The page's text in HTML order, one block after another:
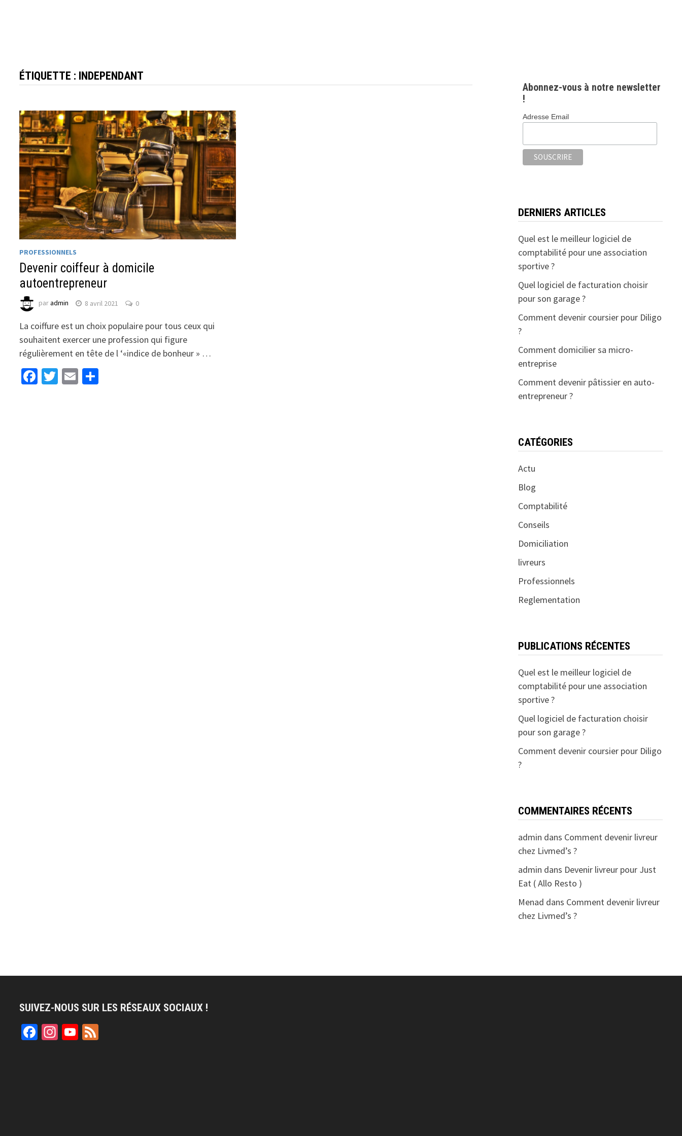
ÉTIQUETTE : INDEPENDANT
PROFESSIONNELS
Devenir coiffeur à domicile
autoentrepreneur
paradmin 8 avril 2021 0
La coiffure est un choix populaire pour tous ceux qui
souhaitent exercer une profession qui figure
régulièrement en tête de l ‘«indice de bonheur » …
Facebook
Twitter
Email
Abonnez-vous à notre newsletter
!
Adresse Email
DERNIERS ARTICLES
Quel est le meilleur logiciel de
comptabilité pour une association
sportive ?
Quel logiciel de facturation choisir
pour son garage ?
Comment devenir coursier pour Diligo
?
Comment domicilier sa micro-
entreprise
Comment devenir pâtissier en auto-
entrepreneur ?
CATÉGORIES
Actu
Blog
Comptabilité
Conseils
Domiciliation
livreurs
Professionnels
Reglementation
PUBLICATIONS RÉCENTES
Quel est le meilleur logiciel de
comptabilité pour une association
sportive ?
Quel logiciel de facturation choisir
pour son garage ?
Comment devenir coursier pour Diligo
?
COMMENTAIRES RÉCENTS
admin dans Comment devenir livreur
chez Livmed’s ?
admin dans Devenir livreur pour Just
Eat ( Allo Resto )
Menad dans Comment devenir livreur
chez Livmed’s ?
SUIVEZ-NOUS SUR LES RÉSEAUX SOCIAUX !
Facebook
Instagram
YouTube